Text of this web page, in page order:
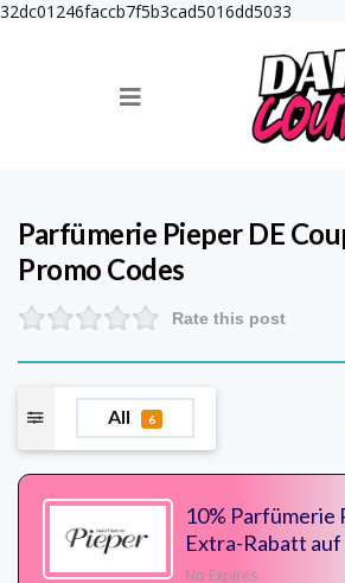
32dc01246faccb7f5b3cad5016dd5033
Parfümerie Pieper DE
Promo Codes
Rate this post
All 6
10% Parfümerie
Extra-Rabatt
No Expires